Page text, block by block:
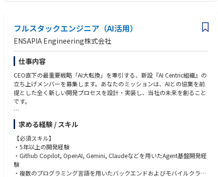
【求める人物像】
• スピード感のある環境に柔軟に適応できる方。
• 複数のタスクやプロジェクトを並行して管理し、着実に実行できる方。
• 前向きでプロフェッショナルなコミュニケーション能力を持ち、良好な
人間関係を構築できる方。
• 現状に甘んじることなく、より良い組織を目指して改善を提案できる
方。
フルスタックエンジニア（AI活用）
ENSAPIA Engineering株式会社
仕事内容
CEO直下の最重要戦略「AI大転換」を牽引する、新設『AI Centric組織』の
立ち上げメンバーを募集します。あなたのミッションは、AIとの協業を前
提とした全く新しい開発プロセスを設計・実装し、当社の未来を創ること
です。
【具体的な業務内容】
・AIを用いた、全社横断的な開発体験・生産性向上のためのシステム設計
と開発
・AI Coding Agentなど、新規プロジェクトの開発
・サーバー、Unity、フロントエンドなど既存プロジェクトへのAI技術導入
と再設計支援
＜変更の範囲＞
求める経験 / スキル
【必須スキル】
・5年以上の開発経験
・Github Copilot, OpenAI, Gemini, Claudeなどを用いたAgent基盤開発経
験
・複数のプログラミング言語を用いたバックエンドおよびモバイルクライ